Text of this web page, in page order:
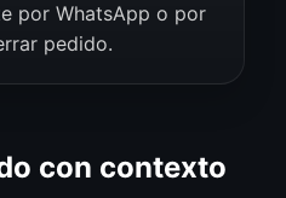
por WhatsApp o por
pedido.
con contexto